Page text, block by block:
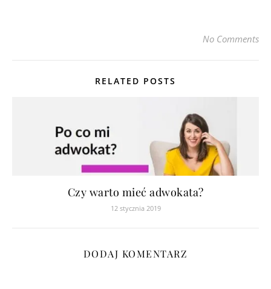
No Comments
RELATED POSTS
Czy warto mieć adwokata?
12 stycznia 2019
DODAJ KOMENTARZ